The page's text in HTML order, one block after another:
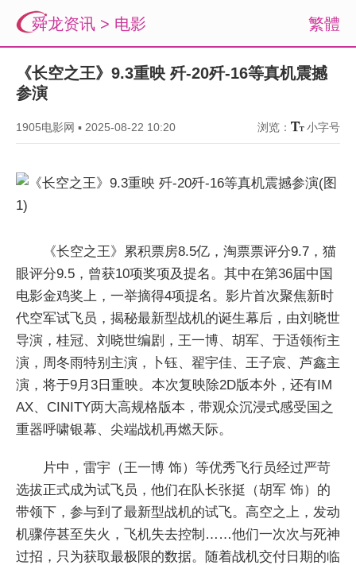
繁體
舜龙资讯 > 电影
《长空之王》9.3重映 歼-20歼-16等真机震撼
参演
1905电影网 ▪ 2025-08-22 10:20 浏览： 小字号
《长空之王》累积票房8.5亿，淘票票评分9.7，猫
眼评分9.5，曾获10项奖项及提名。其中在第36届中国
电影金鸡奖上，一举摘得4项提名。影片首次聚焦新时
代空军试飞员，揭秘最新型战机的诞生幕后，由刘晓世
导演，桂冠、刘晓世编剧，王一博、胡军、于适领衔主
演，周冬雨特别主演，卜钰、翟宇佳、王子宸、芦鑫主
演，将于9月3日重映。本次复映除2D版本外，还有IM
AX、CINITY两大高规格版本，带观众沉浸式感受国之
重器呼啸银幕、尖端战机再燃天际。
片中，雷宇（王一博 饰）等优秀飞行员经过严苛
选拔正式成为试飞员，他们在队长张挺（胡军 饰）的
带领下，参与到了最新型战机的试飞。高空之上，发动
机骤停甚至失火，飞机失去控制……他们一次次与死神
过招，只为获取最极限的数据。随着战机交付日期的临